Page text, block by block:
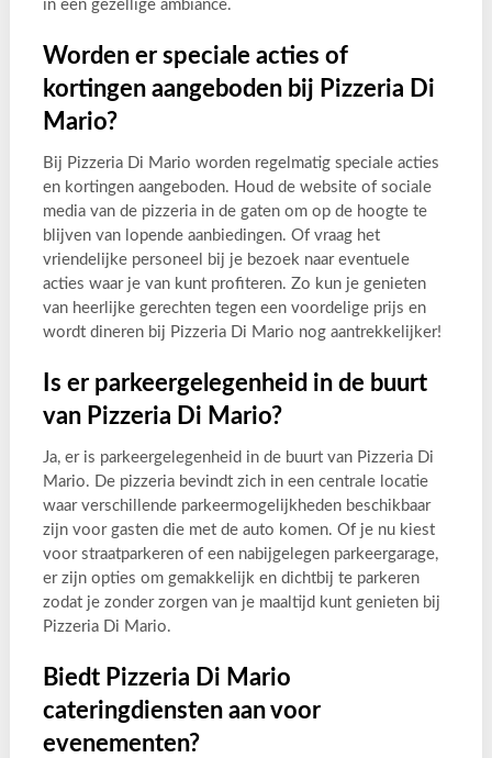
in een gezellige ambiance.
Worden er speciale acties of
kortingen aangeboden bij Pizzeria Di
Mario?
Bij Pizzeria Di Mario worden regelmatig speciale acties
en kortingen aangeboden. Houd de website of sociale
media van de pizzeria in de gaten om op de hoogte te
blijven van lopende aanbiedingen. Of vraag het
vriendelijke personeel bij je bezoek naar eventuele
acties waar je van kunt profiteren. Zo kun je genieten
van heerlijke gerechten tegen een voordelige prijs en
wordt dineren bij Pizzeria Di Mario nog aantrekkelijker!
Is er parkeergelegenheid in de buurt
van Pizzeria Di Mario?
Ja, er is parkeergelegenheid in de buurt van Pizzeria Di
Mario. De pizzeria bevindt zich in een centrale locatie
waar verschillende parkeermogelijkheden beschikbaar
zijn voor gasten die met de auto komen. Of je nu kiest
voor straatparkeren of een nabijgelegen parkeergarage,
er zijn opties om gemakkelijk en dichtbij te parkeren
zodat je zonder zorgen van je maaltijd kunt genieten bij
Pizzeria Di Mario.
Biedt Pizzeria Di Mario
cateringdiensten aan voor
evenementen?